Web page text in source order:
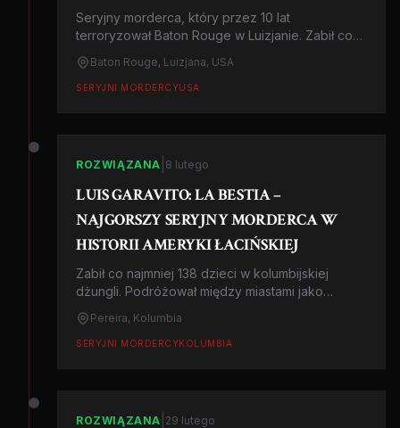
Seryjny morderca, który przez 10 lat
terroryzował Baton Rouge w Luizjanie. Zabił co
najmniej 7 kobiet, brutalnie je dusząc i
okaleczając. Historia polowania, które trwało
dekadę.
Baton Rouge, Luizjana, USA
SERYJNI MORDERCYUSA
ROZWIĄZANA 8 lutego
LUIS GARAVITO: LA BESTIA –
NAJGORSZY SERYJNY MORDERCA W
HISTORII AMERYKI ŁACIŃSKIEJ
Zabił co najmniej 138 dzieci w kolumbijskiej
dżungli. Podróżował między miastami jako
wędrowny sprzedawca, zwabiając ubogich
chłopców obietnicą pieniędzy. Historia La Bestii
to opowieść o systemie, który pozwolił
Pereira, Kolumbia
SERYJNI MORDERCYKOLUMBIA
ROZWIĄZANA 29 lutego